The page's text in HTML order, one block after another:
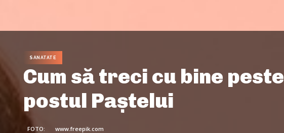
SANATATE
Cum să treci cu bine peste
postul Paştelui
FOTO:
www.freepik.com